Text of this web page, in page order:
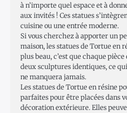
à n’importe quel espace et à
aux invités ! Ces statues
cuisine ou une entrée moderne.
Si vous cherchez à apporter un
maison, les statues de Tortue en
plus beau, c’est que chaque pièce
deux sculptures identiques, ce
ne manquera jamais.
Les statues de Tortue en résine
parfaites pour être placées dans
décoration extérieure. Elles